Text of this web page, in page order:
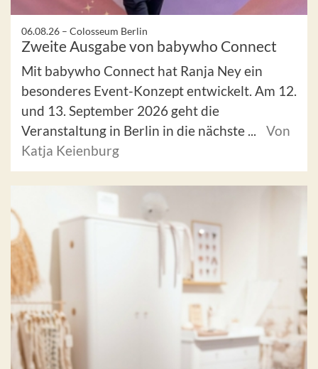
06.08.26 – Colosseum Berlin
Zweite Ausgabe von babywho Connect
Mit babywho Connect hat Ranja Ney ein
besonderes Event-Konzept entwickelt. Am 12.
und 13. September 2026 geht die
Veranstaltung in Berlin in die nächste ...
Von
Katja Keienburg